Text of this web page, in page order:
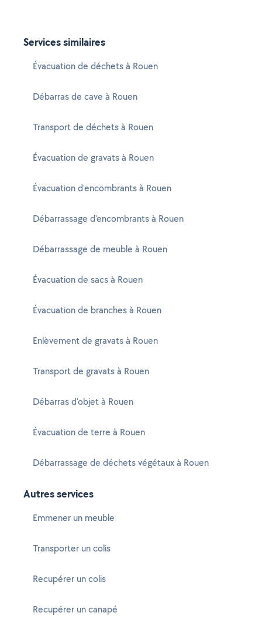
Services similaires
Évacuation de déchets à Rouen
Débarras de cave à Rouen
Transport de déchets à Rouen
Évacuation de gravats à Rouen
Évacuation d'encombrants à Rouen
Débarrassage d'encombrants à Rouen
Débarrassage de meuble à Rouen
Évacuation de sacs à Rouen
Évacuation de branches à Rouen
Enlèvement de gravats à Rouen
Transport de gravats à Rouen
Débarras d'objet à Rouen
Évacuation de terre à Rouen
Débarrassage de déchets végétaux à Rouen
Autres services
Emmener un meuble
Transporter un colis
Recupérer un colis
Recupérer un canapé